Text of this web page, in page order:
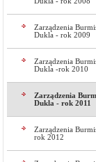
Zarządzenia
Dukla - rok 2009
Zarządzenia
Dukla -rok 2010
Zarządzenia
Dukla - rok 2011
Zarządzenia
rok 2012